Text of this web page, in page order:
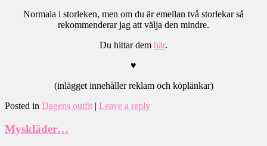
Normala i storleken, men om du är emellan två storlekar så
rekommenderar jag att välja den mindre.
Du hittar dem här.
♥
(inlägget innehåller reklam och köplänkar)
Posted in Dagens outfit | Leave a reply
Myskläder…